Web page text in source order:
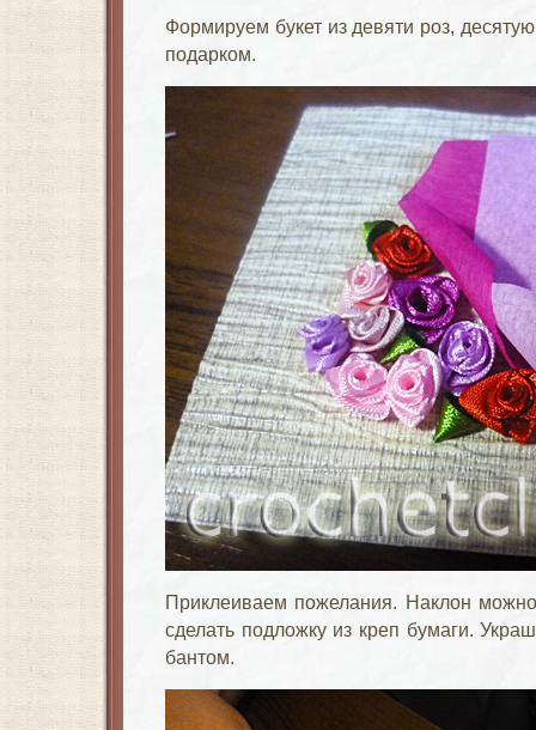
Формируем букет из девяти роз,
подарком.
Приклеиваем пожелания. Наклон
сделать подложку из креп бумаги.
бантом.